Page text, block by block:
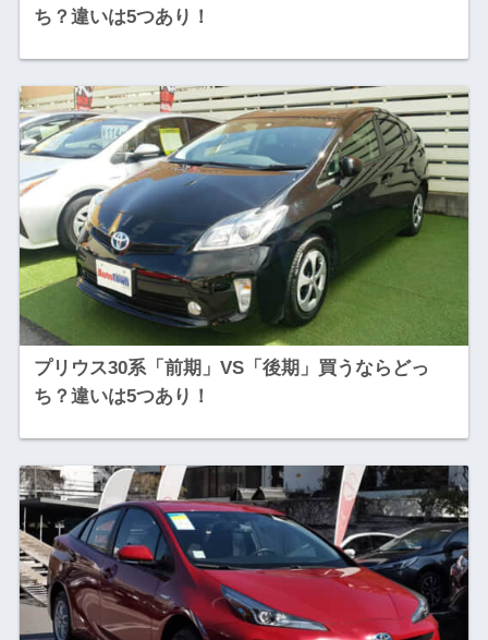
ち？違いは5つあり！
プリウス30系「前期」VS「後期」買うならどっ
ち？違いは5つあり！